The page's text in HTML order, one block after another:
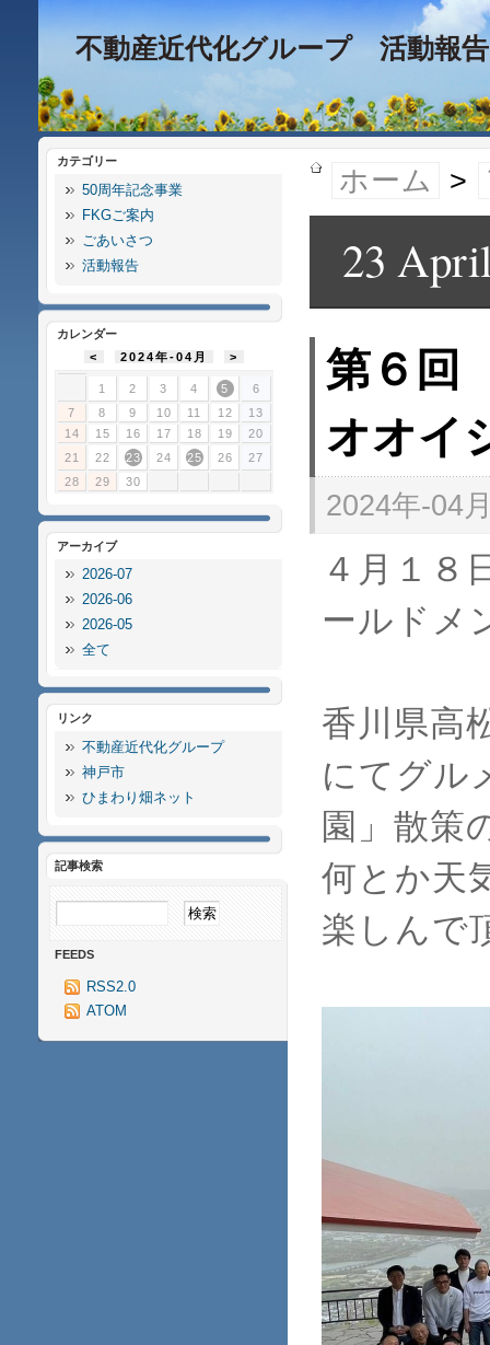
不動産近代化グループ 活動報告
ホーム >
23
第６回
オオイ
2024年-04
４月１８
ールドメ
香川県高
にてグル
園」散策
何とか天
楽しんで
カテゴリー
50周年記念事業
FKGご案内
ごあいさつ
活動報告
カレンダー
<
2024年-04月 >
1 2 3 4 5
6
7
8 9 10 11 12
13
14
15 16 17 18 19
20
21
22 23 24 25 26
27
28
29 30
アーカイブ
2026-07
2026-06
2026-05
全て
リンク
不動産近代化グループ
神戸市
ひまわり畑ネット
記事検索
FEEDS
RSS2.0
ATOM